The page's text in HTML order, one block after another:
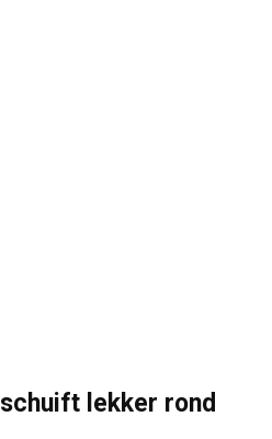
lekker rond